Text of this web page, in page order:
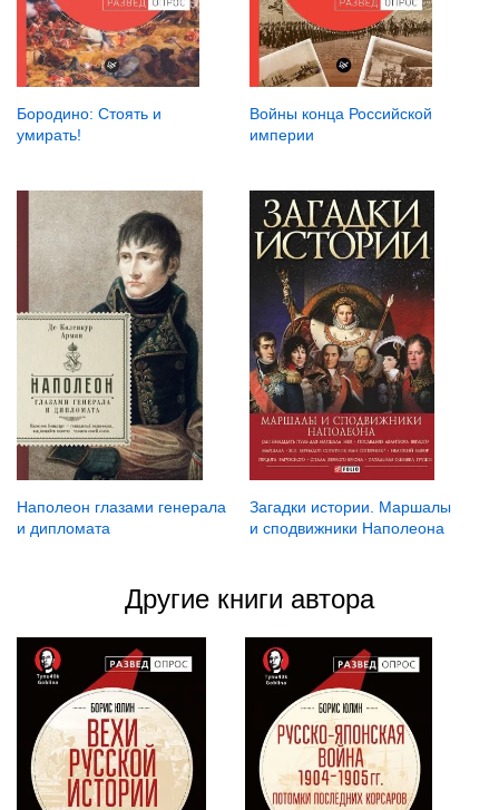
Бородино: Стоять и
умирать!
Войны конца Российской
империи
Наполеон глазами генерала
и дипломата
Загадки истории. Маршалы
и сподвижники Наполеона
Другие книги автора